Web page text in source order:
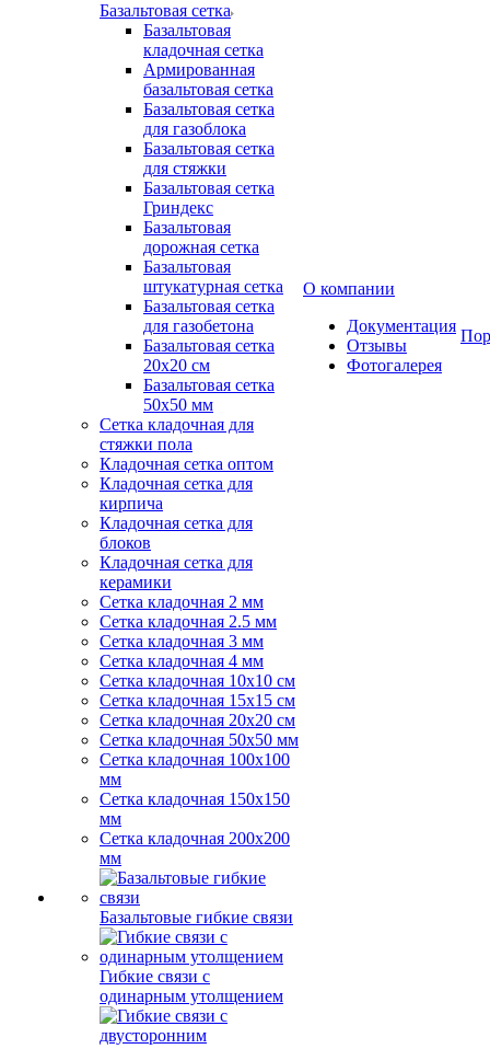
Базальтовая сетка
Базальтовая
кладочная сетка
Армированная
базальтовая сетка
Базальтовая сетка
для газоблока
Базальтовая сетка
для стяжки
Базальтовая сетка
Гриндекс
Базальтовая
дорожная сетка
Базальтовая
штукатурная сетка
Базальтовая сетка
для газобетона
Базальтовая сетка
20x20 см
Базальтовая сетка
50x50 мм
Сетка кладочная для
стяжки пола
Кладочная сетка оптом
Кладочная сетка для
кирпича
Кладочная сетка для
блоков
Кладочная сетка для
керамики
Сетка кладочная 2 мм
Сетка кладочная 2.5 мм
Сетка кладочная 3 мм
Сетка кладочная 4 мм
Сетка кладочная 10x10 см
Сетка кладочная 15x15 см
Сетка кладочная 20x20 см
Сетка кладочная 50x50 мм
Сетка кладочная 100x100
мм
Сетка кладочная 150x150
мм
Сетка кладочная 200x200
мм
Базальтовые гибкие связи
Гибкие связи с
одинарным утолщением
О компании
Документация
Отзывы
Фотогалерея